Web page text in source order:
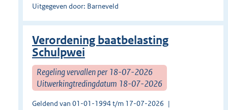
Uitgegeven door: Barneveld
Verordening baatbelasting
Schulpwei
Regeling vervallen per 18-07-2026
Uitwerkingtredingdatum 18-07-2026
Geldend van 01-01-1994 t/m 17-07-2026